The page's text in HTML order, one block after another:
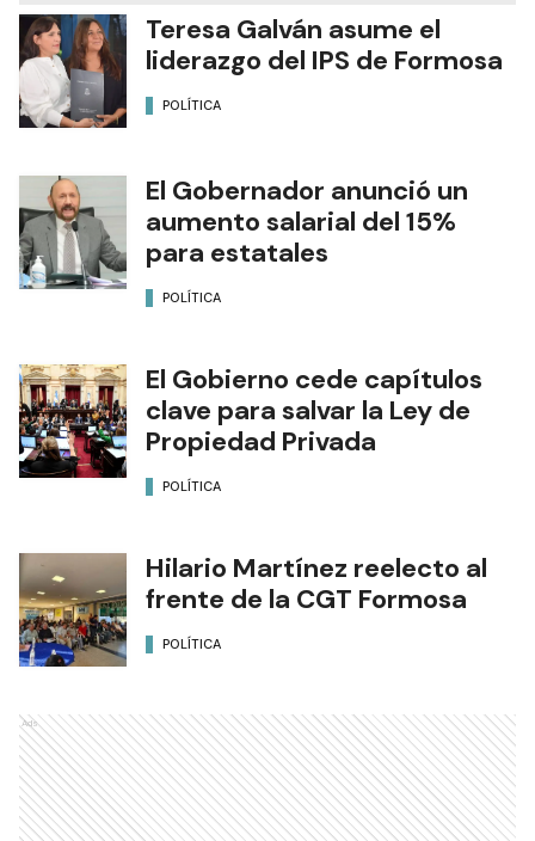
Teresa Galván asume el
liderazgo del IPS de Formosa
POLÍTICA
El Gobernador anunció un
aumento salarial del 15%
para estatales
POLÍTICA
El Gobierno cede capítulos
clave para salvar la Ley de
Propiedad Privada
POLÍTICA
Hilario Martínez reelecto al
frente de la CGT Formosa
POLÍTICA
Ads